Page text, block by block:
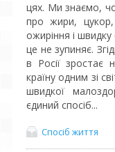
цях. Ми знаємо,
про жири, цукор,
ожиріння і
це не зупиняє.
в Росії
країну одним зі
швидкої
єдиний спосіб...
Спосіб життя